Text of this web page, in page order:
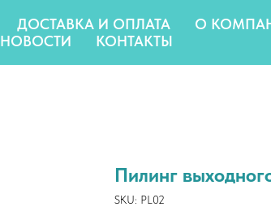
ДОСТАВКА И ОПЛАТА
О
НОВОСТИ
КОНТАКТЫ
Пилинг
SKU: PL02